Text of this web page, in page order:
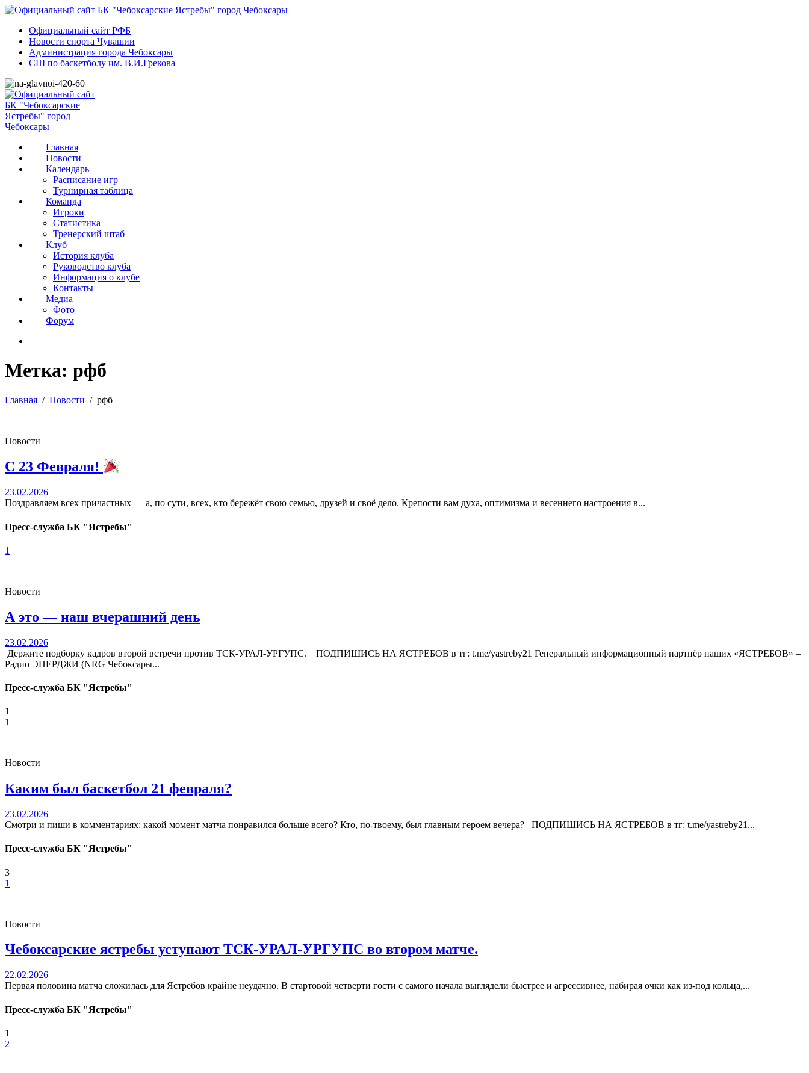
Официальный сайт РФБ
Новости спорта Чувашии
Администрация города Чебоксары
СШ по баскетболу им. В.И.Грекова
Главная
Новости
Календарь
Расписание игр
Турнирная таблица
Команда
Игроки
Статистика
Тренерский штаб
Клуб
История клуба
Руководство клуба
Информация о клубе
Контакты
Медиа
Фото
Форум
Метка: рфб
Главная Новости рфб
Новости
С 23 Февраля!
23.02.2026
Поздравляем всех причастных — а, по сути, всех, кто бережёт свою семью, друзей и своё дело. Крепости вам духа, оптимизма и весеннего настроения в...
Пресс-служба БК "Ястребы"
1
Новости
А это — наш вчерашний день
23.02.2026
Держите подборку кадров второй встречи против ТСК-УРАЛ-УРГУПС. ПОДПИШИСЬ НА ЯСТРЕБОВ в тг: t.me/yastreby21 Генеральный информационный партнёр наших «ЯСТРЕБОВ» –
Радио ЭНЕРДЖИ (NRG Чебоксары...
Пресс-служба БК "Ястребы"
1
1
Новости
Каким был баскетбол 21 февраля?
23.02.2026
Смотри и пиши в комментариях: какой момент матча понравился больше всего? Кто, по-твоему, был главным героем вечера? ПОДПИШИСЬ НА ЯСТРЕБОВ в тг: t.me/yastreby21...
Пресс-служба БК "Ястребы"
3
1
Новости
Чебоксарские ястребы уступают ТСК-УРАЛ-УРГУПС во втором матче.
22.02.2026
Первая половина матча сложилась для Ястребов крайне неудачно. В стартовой четверти гости с самого начала выглядели быстрее и агрессивнее, набирая очки как из-под кольца,...
Пресс-служба БК "Ястребы"
1
2